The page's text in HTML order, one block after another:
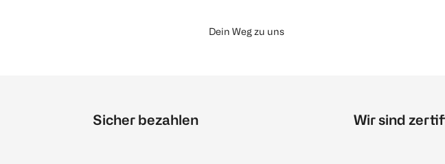
Dein Weg zu uns
Sicher bezahlen Wir sind